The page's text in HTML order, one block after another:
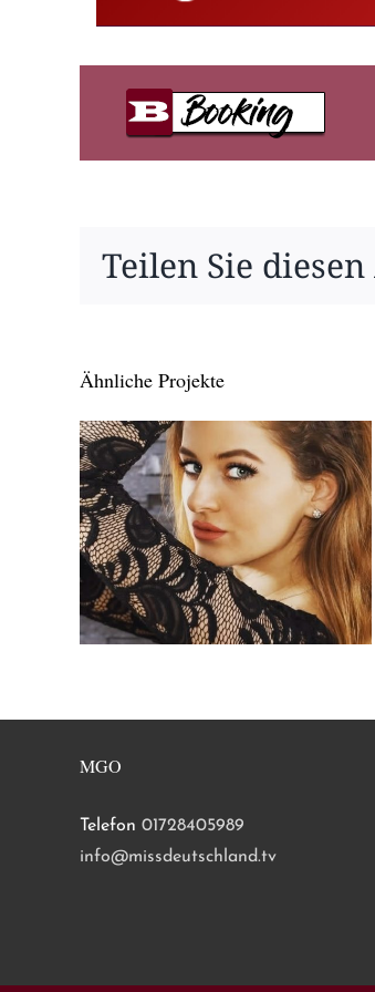
Teilen Sie
Ähnliche Projekte
MGO
Telefon 01728405989
info@missdeutschland.tv